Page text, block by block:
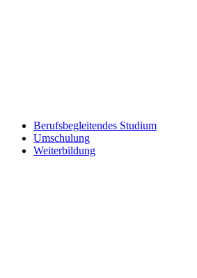
Berufsbegleitendes Studium
Umschulung
Weiterbildung